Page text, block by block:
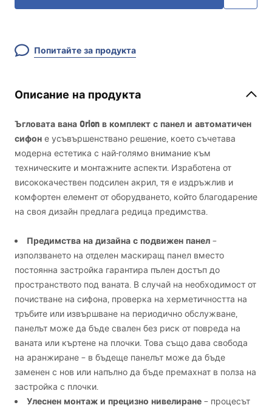
Попитайте за продукта
Описание на продукта
Ъгловата вана Orion в комплект с панел и автоматичен
сифон е усъвършенствано решение, което съчетава
модерна естетика с най-голямо внимание към
техническите и монтажните аспекти. Изработена от
висококачествен подсилен акрил, тя е издръжлив и
комфортен елемент от оборудването, който благодарение
на своя дизайн предлага редица предимства.
Предимства на дизайна с подвижен панел –
използването на отделен маскиращ панел вместо
постоянна застройка гарантира пълен достъп до
пространството под ваната. В случай на необходимост от
почистване на сифона, проверка на херметичността на
тръбите или извършване на периодично обслужване,
панелът може да бъде свален без риск от повреда на
ваната или къртене на плочки. Това също дава свобода
на аранжиране – в бъдеще панелът може да бъде
заменен с нов или напълно да бъде премахнат в полза на
застройка с плочки.
Улеснен монтаж и прецизно нивелиране – процесът